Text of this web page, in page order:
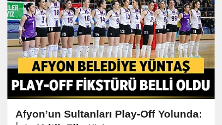
Afyon’un Sultanları Play-Off Yolunda: